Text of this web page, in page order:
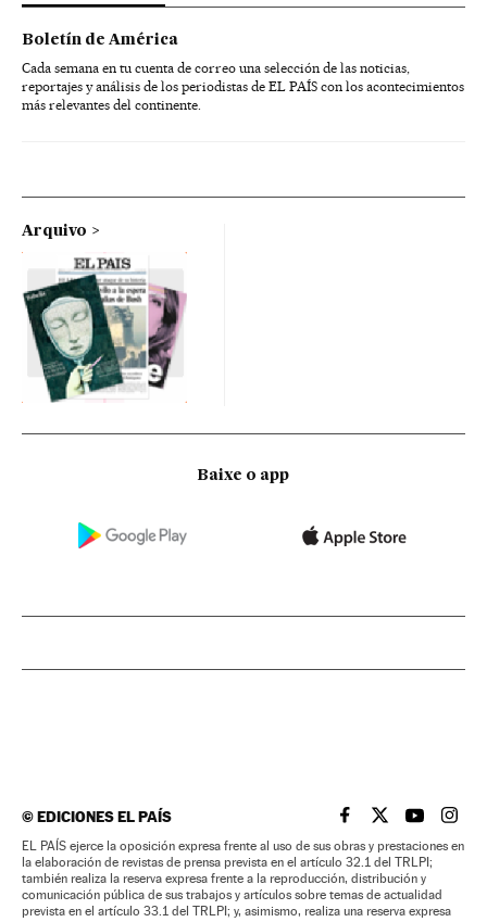
Boletín de América
Cada semana en tu cuenta de correo una selección de las noticias,
reportajes y análisis de los periodistas de EL PAÍS con los acontecimientos
más relevantes del continente.
Arquivo
Baixe o app
©EDICIONES EL PAÍS EL PAÍS BRASIL EN
EL PAÍSEL PAÍS
EL
EL PAÍS ejerce la oposición expresa frente al uso de sus obras y prestaciones en
la elaboración de revistas de prensa prevista en el artículo 32.1 del TRLPI;
también realiza la reserva expresa frente a la reproducción, distribución y
comunicación pública de sus trabajos y artículos sobre temas de actualidad
prevista en el artículo 33.1 del TRLPI; y, asimismo, realiza una reserva expresa